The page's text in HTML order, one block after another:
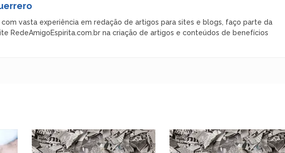
com vasta experiência em redação de artigos para sites e blogs, faço parte da
RedeAmigoEspirita.com.br na criação de artigos e conteúdos de benefícios